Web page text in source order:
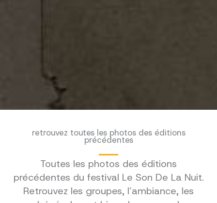
retrouvez toutes les photos des éditions
précédentes
Toutes les photos des éditions
précédentes du festival Le Son De La Nuit.
Retrouvez les groupes, l’ambiance, les